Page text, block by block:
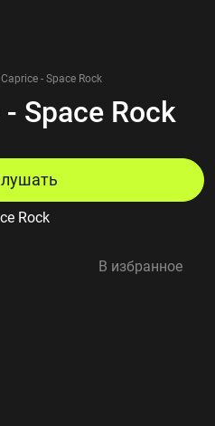
- Space Rock
Space Rock
Rock
В избранное